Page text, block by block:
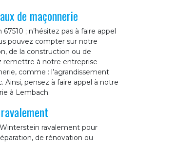
de maçonnerie
; n’hésitez pas à faire appel
pouvez compter sur notre
de la construction ou de
remettre à notre entreprise
comme : l’agrandissement
pensez à faire appel à notre
à Lembach.
ravalement pour
de rénovation ou